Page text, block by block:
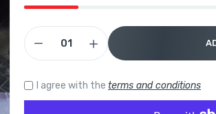
I agree with the terms and conditions